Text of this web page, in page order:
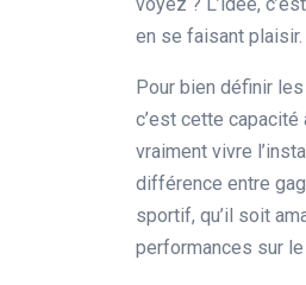
en se faisant plaisir.
Pour bien définir les
c’est cette
vraiment vivre
différence entre
sportif, qu’il soit
performances sur le